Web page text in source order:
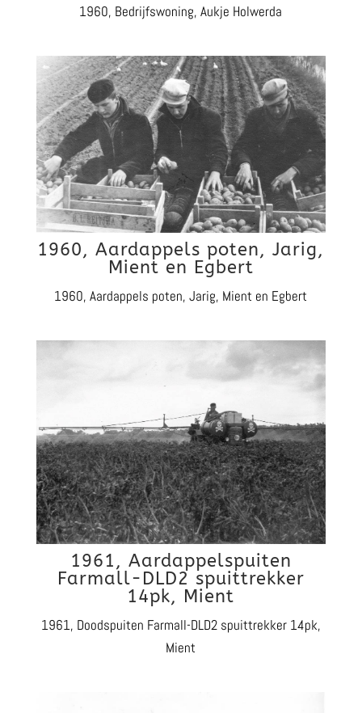
1960, Bedrijfswoning, Aukje Holwerda
1960, Aardappels poten, Jarig,
Mient en Egbert
1960, Aardappels poten, Jarig, Mient en Egbert
1961, Aardappelspuiten
Farmall-DLD2 spuittrekker
14pk, Mient
1961, Doodspuiten Farmall-DLD2 spuittrekker 14pk,
Mient